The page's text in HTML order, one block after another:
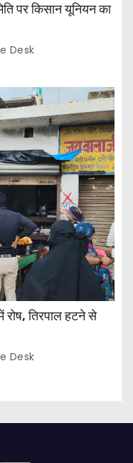
पर किसान यूनियन का
Desk
रोष, तिरपाल हटने से
Desk